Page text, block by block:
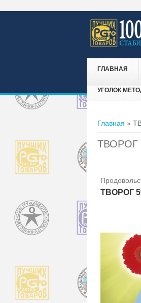
ГЛАВНАЯ
УГОЛОК
Вы здесь
Главная »
ТВОРОГ